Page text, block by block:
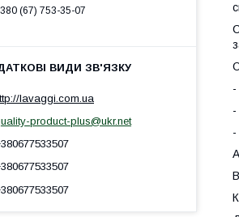
-
-
-
(67) 753-35-07
lavaggi.com.ua
product-plus@ukr.net